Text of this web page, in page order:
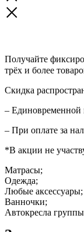
Получайте
трёх и более
Скидка
– Единовременной
– При оплате за
*В акции не
Матрасы;
Одежда;
Любые аксессуары;
Ванночки;
Автокресла